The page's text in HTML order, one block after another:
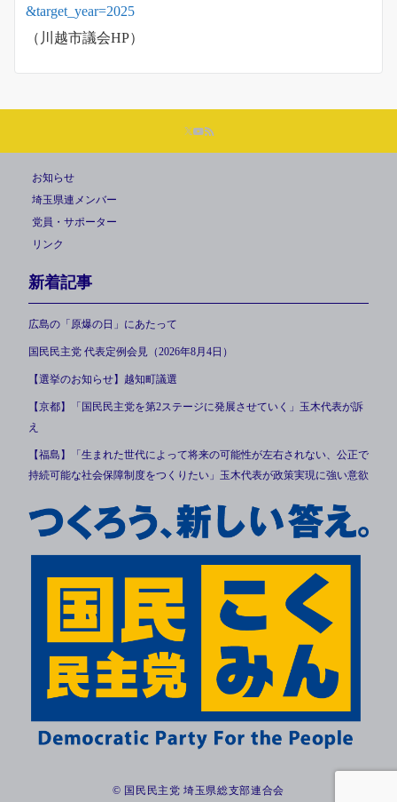
&target_year=2025
（川越市議会HP）
お知らせ
埼玉県連メンバー
党員・サポーター
リンク
新着記事
広島の「原爆の日」にあたって
国民民主党 代表定例会見（2026年8月4日）
【選挙のお知らせ】越知町議選
【京都】「国民民主党を第2ステージに発展させていく」玉木代表が訴
え
【福島】「生まれた世代によって将来の可能性が左右されない、公正で
持続可能な社会保障制度をつくりたい」玉木代表が政策実現に強い意欲
© 国民民主党 埼玉県総支部連合会